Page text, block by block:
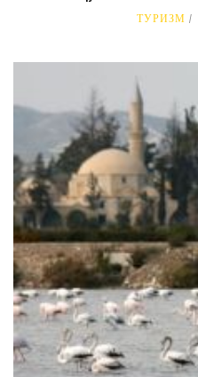
ТУРИЗМ